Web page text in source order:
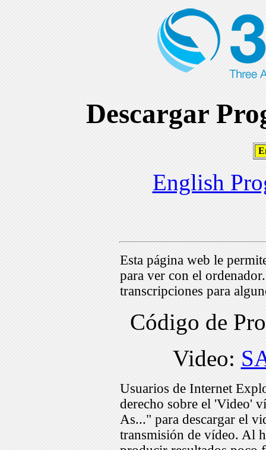
Descargar
English
Esta página web le
para ver con el
transcripciones para
Código de
Video:
Usuarios de Internet
derecho sobre el 'Video'
As..." para descargar el
transmisión de vídeo. Al